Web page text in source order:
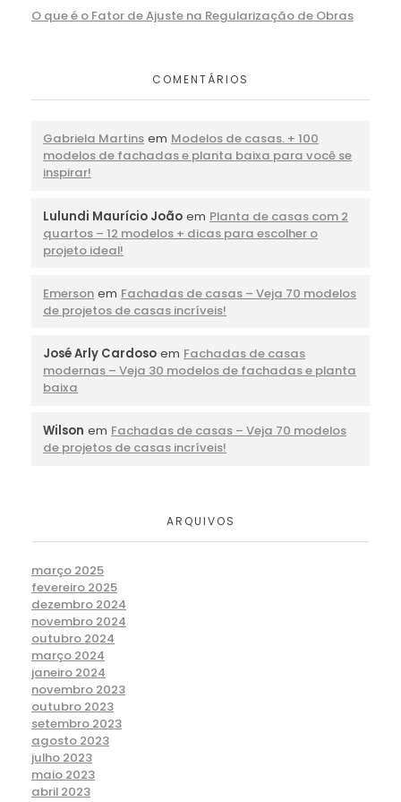
O que é o Fator de Ajuste na Regularização de Obras
COMENTÁRIOS
Gabriela Martins em Modelos de casas. + 100
modelos de fachadas e planta baixa para você se
inspirar!
Lulundi Maurício João em Planta de casas com 2
quartos – 12 modelos + dicas para escolher o
projeto ideal!
Emerson em Fachadas de casas – Veja 70 modelos
de projetos de casas incríveis!
José Arly Cardoso em Fachadas de casas
modernas – Veja 30 modelos de fachadas e planta
baixa
Wilson em Fachadas de casas – Veja 70 modelos
de projetos de casas incríveis!
ARQUIVOS
março 2025
fevereiro 2025
dezembro 2024
novembro 2024
outubro 2024
março 2024
janeiro 2024
novembro 2023
outubro 2023
setembro 2023
agosto 2023
julho 2023
maio 2023
abril 2023